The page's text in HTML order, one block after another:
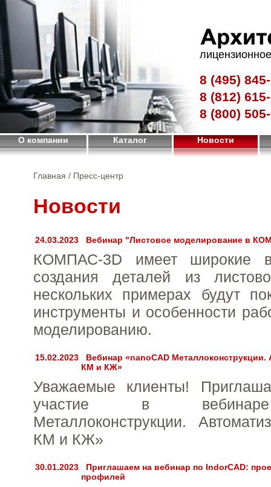
8 (495)
8 (812)
8 (800)
О компании Каталог Новости
Главная / Пресс-центр
Новости
24.03.2023 Вебинар "Листовое моделирование в
КОМПАС-3D имеет широкие
создания деталей из
нескольких примерах будут
инструменты и особенности
моделированию.
15.02.2023
Вебинар «nanoCAD Металлоконструкции.
КМ и КЖ»
Уважаемые клиенты!
участие в
Металлоконструкции.
КМ и КЖ»
30.01.2023
Приглашаем на вебинар по IndorCAD:
профилей